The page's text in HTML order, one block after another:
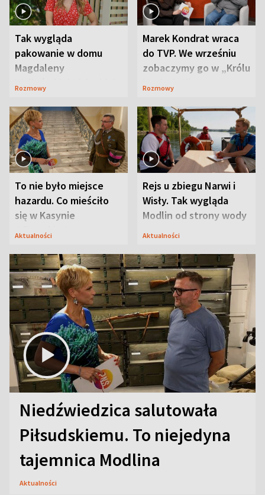
Tak wygląda
pakowanie w domu
Magdaleny
Waligórskiej-Lisieckiej.
Rozmowy
Marek Kondrat wraca
do TVP. We wrześniu
zobaczymy go w „Królu
Maciusiu I”
Rozmowy
To nie było miejsce
hazardu. Co mieściło
się w Kasynie
Oficerskim?
Aktualności
Rejs u zbiegu Narwi i
Wisły. Tak wygląda
Modlin od strony wody
Aktualności
Niedźwiedzica salutowała
Piłsudskiemu. To niejedyna
tajemnica Modlina
Aktualności